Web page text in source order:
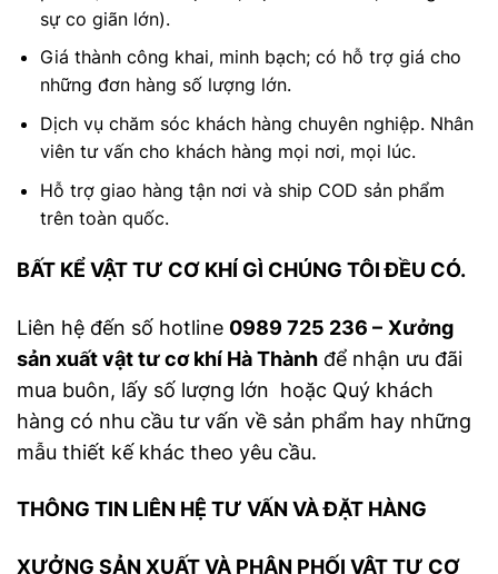
sự co giãn lớn).
Giá thành công khai, minh bạch; có hỗ trợ giá cho
những đơn hàng số lượng lớn.
Dịch vụ chăm sóc khách hàng chuyên nghiệp. Nhân
viên tư vấn cho khách hàng mọi nơi, mọi lúc.
Hỗ trợ giao hàng tận nơi và ship COD sản phẩm
trên toàn quốc.
BẤT KỂ VẬT TƯ CƠ KHÍ GÌ CHÚNG TÔI ĐỀU CÓ.
Liên hệ đến số hotline 0989 725 236 – Xưởng
sản xuất vật tư cơ khí Hà Thành để nhận ưu đãi
mua buôn, lấy số lượng lớn hoặc Quý khách
hàng có nhu cầu tư vấn về sản phẩm hay những
mẫu thiết kế khác theo yêu cầu.
THÔNG TIN LIÊN HỆ TƯ VẤN VÀ ĐẶT HÀNG
XƯỞNG SẢN XUẤT VÀ PHÂN PHỐI VẬT TƯ CƠ